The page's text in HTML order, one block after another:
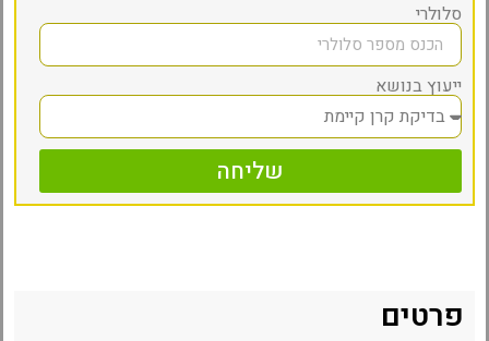
סלולרי
ייעוץ בנושא
שליחה
פרטים